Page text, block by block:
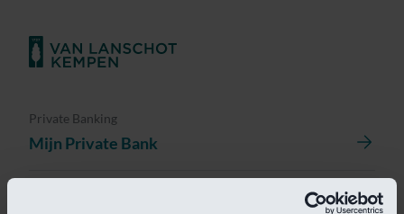
Private Banking
Mijn Private Bank